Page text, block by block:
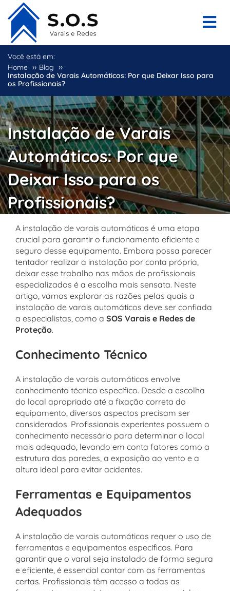
Você está em:
Home ›› Blog ››
Instalação de Varais Automáticos: Por que Deixar Isso para
os Profissionais?
Instalação de Varais
Automáticos: Por que
Deixar Isso para os
Profissionais?
A instalação de varais automáticos é uma etapa
crucial para garantir o funcionamento eficiente e
seguro desse equipamento. Embora possa parecer
tentador realizar a instalação por conta própria,
deixar esse trabalho nas mãos de profissionais
especializados é a escolha mais sensata. Neste
artigo, vamos explorar as razões pelas quais a
instalação de varais automáticos deve ser confiada
a especialistas, como a SOS Varais e Redes de
Proteção.
Conhecimento Técnico
A instalação de varais automáticos envolve
conhecimento técnico específico. Desde a escolha
do local apropriado até a fixação correta do
equipamento, diversos aspectos precisam ser
considerados. Profissionais experientes possuem o
conhecimento necessário para determinar o local
mais adequado, levando em conta fatores como a
estrutura das paredes, a exposição ao vento e a
altura ideal para evitar acidentes.
Ferramentas e Equipamentos
Adequados
A instalação de varais automáticos requer o uso de
ferramentas e equipamentos específicos. Para
garantir que o varal seja instalado de forma segura
e eficiente, é essencial contar com as ferramentas
certas. Profissionais têm acesso a todas as